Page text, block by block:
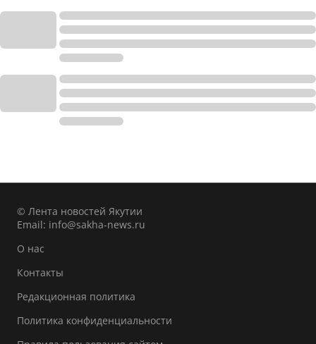
© Лента новостей Якутии
Email: info@sakha-news.ru
О нас
Контакты
Редакционная политика
Политика конфиденциальности